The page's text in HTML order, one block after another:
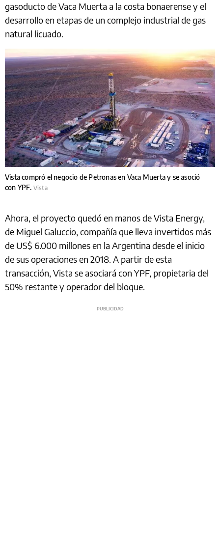
gasoducto de Vaca Muerta a la costa bonaerense y el
desarrollo en etapas de un complejo industrial de gas
natural licuado.
Vista compró el negocio de Petronas en Vaca Muerta y se asoció
con YPF. Vista
Ahora, el proyecto quedó en manos de Vista Energy,
de Miguel Galuccio, compañía que lleva invertidos más
de US$ 6.000 millones en la Argentina desde el inicio
de sus operaciones en 2018. A partir de esta
transacción, Vista se asociará con YPF, propietaria del
50% restante y operador del bloque.